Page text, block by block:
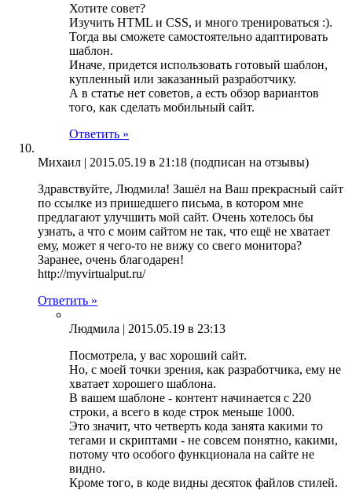
Хотите совет?
Изучить HTML и CSS, и много тренироваться :).
Тогда вы сможете самостоятельно адаптировать
шаблон.
Иначе, придется использовать готовый шаблон,
купленный или заказанный разработчику.
А в статье нет советов, а есть обзор вариантов
того, как сделать мобильный сайт.
Ответить »
Михаил | 2015.05.19 в 21:18 (подписан на отзывы)
Здравствуйте, Людмила! Зашёл на Ваш прекрасный сайт
по ссылке из пришедшего письма, в котором мне
предлагают улучшить мой сайт. Очень хотелось бы
узнать, а что с моим сайтом не так, что ещё не хватает
ему, может я чего-то не вижу со свего монитора?
Заранее, очень благодарен!
http://myvirtualput.ru/
Ответить »
Людмила | 2015.05.19 в 23:13
Посмотрела, у вас хороший сайт.
Но, с моей точки зрения, как разработчика, ему не
хватает хорошего шаблона.
В вашем шаблоне - контент начинается с 220
строки, а всего в коде строк меньше 1000.
Это значит, что четверть кода занята какими то
тегами и скриптами - не совсем понятно, какими,
потому что особого функционала на сайте не
видно.
Кроме того, в коде видны десяток файлов стилей.